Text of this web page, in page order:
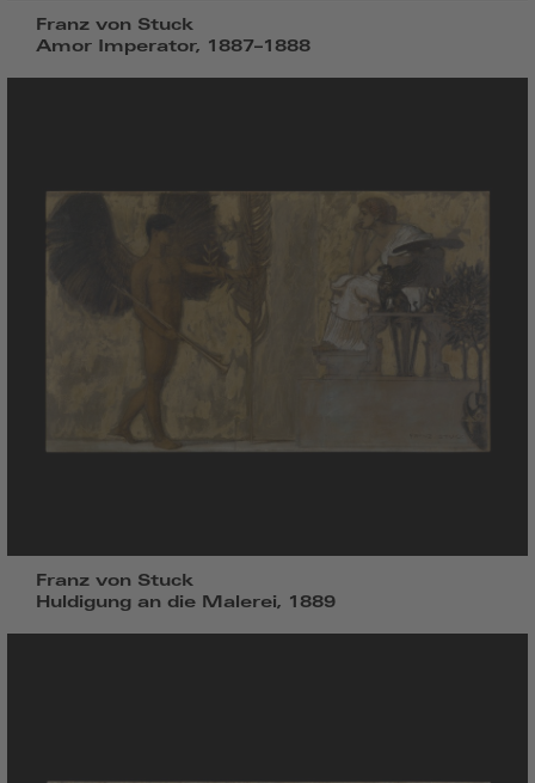
Franz von Stuck
Amor Imperator, 1887–1888
Franz von Stuck
Huldigung an die Malerei, 1889